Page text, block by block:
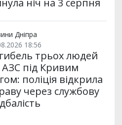
Дніпра
18:56
трьох людей
АЗС під Кривим
поліція відкрила
через службову